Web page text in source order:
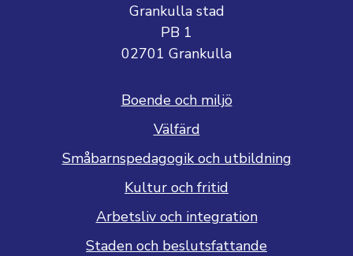
Grankulla stad
PB 1
02701 Grankulla
Boende och miljö
Välfärd
Småbarnspedagogik och utbildning
Kultur och fritid
Arbetsliv och integration
Staden och beslutsfattande